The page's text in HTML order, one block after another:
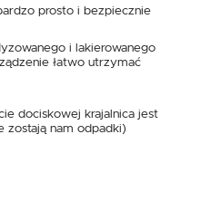
prosto i bezpiecznie
i lakierowanego
łatwo utrzymać
dociskowej krajalnica jest
zostają nam odpadki)